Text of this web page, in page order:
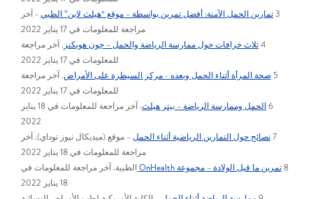
3تمارين الحمل الآمنة: أفضل تمرين بواسطة – موقع “هيلث لاين” الطبي– آخر
مراجعة للمعلومات في 17 يناير 2022
4ثلاث خرافات حول ممارسة الرياضة والحمل – جون هوبكنز . آخر مراجعة
للمعلومات في 17 يناير 2022
5 صحة المرأة أثناء الحمل وبعده - مركز السيطرة على الأمراض. آخر مراجعة
للمعلومات في 17 يناير 2022
6الحمل وممارسة الرياضة – بيتر هيلث
. آخر مراجعة للمعلومات في 18 يناير
2022
7نصائح حول التمارين الرياضية أثناء الحمل– موقع (ميديكال نيوز توداي). آخر
مراجعة للمعلومات في 18 يناير 2022
8 تمرين ما قبل الولادة – مجموعة OnHealth
الطبية. آخر مراجعة للمعلومات في
18 يناير 2022